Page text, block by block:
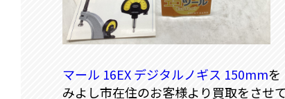
マール 16EX デジタルノギス 150mmを
みよし市在住のお客様より買取をさせ